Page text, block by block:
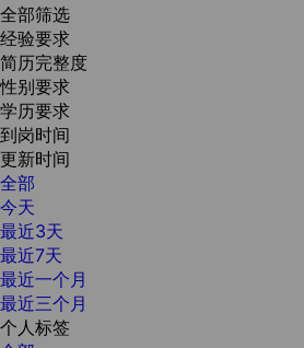
全部筛选
经验要求
简历完整度
性别要求
学历要求
到岗时间
更新时间
全部
今天
最近3天
最近7天
最近一个月
最近三个月
个人标签